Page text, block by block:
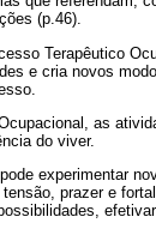
(p.46).
Terapêutico
e cria novos
as
do viver.
experimentar
prazer e